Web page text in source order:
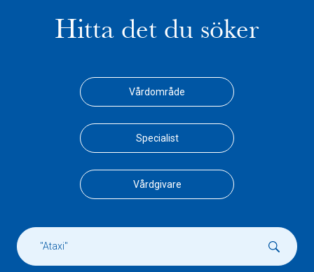
Hitta det du söker
Vårdområde
Specialist
Vårdgivare